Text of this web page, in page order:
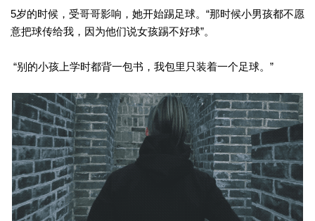
5岁的时候，受哥哥影响，她开始踢足球。“那时候小男孩都不愿
意把球传给我，因为他们说女孩踢不好球”。
“别的小孩上学时都背一包书，我包里只装着一个足球。”